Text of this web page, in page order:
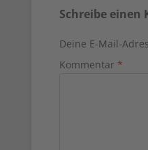
Schreibe einen
Deine E-Mail-
Kommentar *